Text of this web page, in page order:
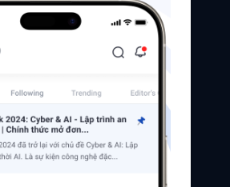
Tags
Machine Learning